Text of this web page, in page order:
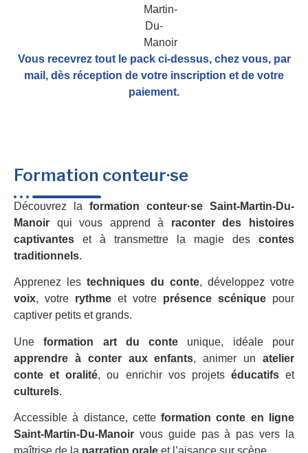
Vous recevrez tout le pack ci-dessus, chez vous, par
mail, dès réception de votre inscription et de votre
paiement.
Formation conteur·se
Découvrez la formation conteur·se Saint-Martin-Du-
Manoir qui vous apprend à raconter des histoires
captivantes et à transmettre la magie des contes
traditionnels.
Apprenez les techniques du conte, développez votre
voix, votre rythme et votre présence scénique pour
captiver petits et grands.
Uneformation art du conte unique, idéale pour
apprendre à conter aux enfants, animer unatelier
conte et oralité, ou enrichir vos projets éducatifset
culturels.
Accessible à distance, cetteformation conte en ligne
Saint-Martin-Du-Manoir vous guide pas à pas vers la
maîtrise de la narration orale et l’aisance sur scène.